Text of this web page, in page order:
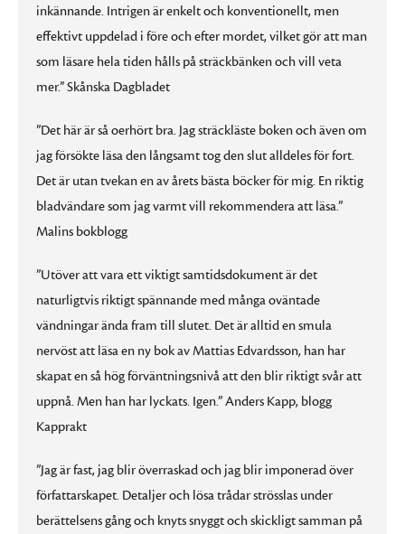
inkännande. Intrigen är enkelt och konventionellt, men
effektivt uppdelad i före och efter mordet, vilket gör att man
som läsare hela tiden hålls på sträckbänken och vill veta
mer.” Skånska Dagbladet
”Det här är så oerhört bra. Jag sträckläste boken och även om
jag försökte läsa den långsamt tog den slut alldeles för fort.
Det är utan tvekan en av årets bästa böcker för mig. En riktig
bladvändare som jag varmt vill rekommendera att läsa.”
Malins bokblogg
”Utöver att vara ett viktigt samtidsdokument är det
naturligtvis riktigt spännande med många oväntade
vändningar ända fram till slutet. Det är alltid en smula
nervöst att läsa en ny bok av Mattias Edvardsson, han har
skapat en så hög förväntningsnivå att den blir riktigt svår att
uppnå. Men han har lyckats. Igen.” Anders Kapp, blogg
Kapprakt
”Jag är fast, jag blir överraskad och jag blir imponerad över
författarskapet. Detaljer och lösa trådar strösslas under
berättelsens gång och knyts snyggt och skickligt samman på